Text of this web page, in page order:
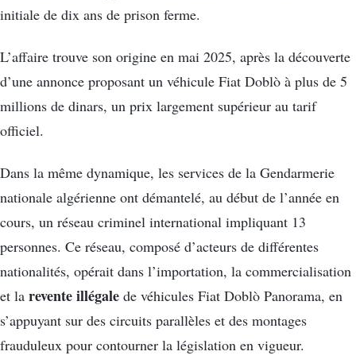
initiale de dix ans de prison ferme.
L’affaire trouve son origine en mai 2025, après la découverte
d’une annonce proposant un véhicule Fiat Doblò à plus de 5
millions de dinars, un prix largement supérieur au tarif
officiel.
Dans la même dynamique, les services de la Gendarmerie
nationale algérienne ont démantelé, au début de l’année en
cours, un réseau criminel international impliquant 13
personnes. Ce réseau, composé d’acteurs de différentes
nationalités, opérait dans l’importation, la commercialisation
et la revente illégale de véhicules Fiat Doblò Panorama, en
s’appuyant sur des circuits parallèles et des montages
frauduleux pour contourner la législation en vigueur.